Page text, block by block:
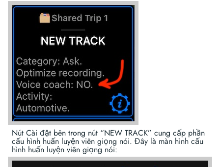
Nút Cài đặt bên trong nút “NEW TRACK” cung cấp phần
cấu hình huấn luyện viên giọng nói. Đây là màn hình cấu
hình huấn luyện viên giọng nói: